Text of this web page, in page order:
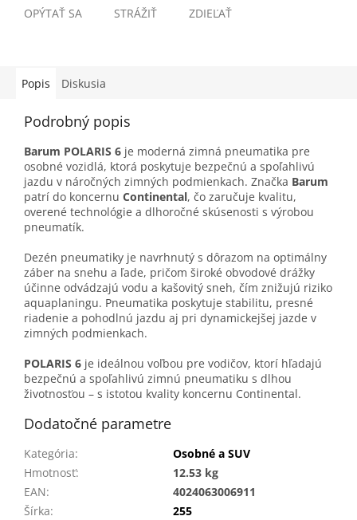
OPÝTAŤ SA STRÁŽIŤ ZDIEĽAŤ
Popis Diskusia
Podrobný popis
Barum POLARIS 6 je moderná zimná pneumatika pre
osobné vozidlá, ktorá poskytuje bezpečnú a spoľahlivú
jazdu v náročných zimných podmienkach. Značka Barum
patrí do koncernu Continental, čo zaručuje kvalitu,
overené technológie a dlhoročné skúsenosti s výrobou
pneumatík.
Dezén pneumatiky je navrhnutý s dôrazom na optimálny
záber na snehu a ľade, pričom široké obvodové drážky
účinne odvádzajú vodu a kašovitý sneh, čím znižujú riziko
aquaplaningu. Pneumatika poskytuje stabilitu, presné
riadenie a pohodlnú jazdu aj pri dynamickejšej jazde v
zimných podmienkach.
POLARIS 6 je ideálnou voľbou pre vodičov, ktorí hľadajú
bezpečnú a spoľahlivú zimnú pneumatiku s dlhou
životnosťou – s istotou kvality koncernu Continental.
Dodatočné parametre
Kategória:
Osobné a SUV
Hmotnosť:
12.53 kg
EAN:
4024063006911
Šírka:
255